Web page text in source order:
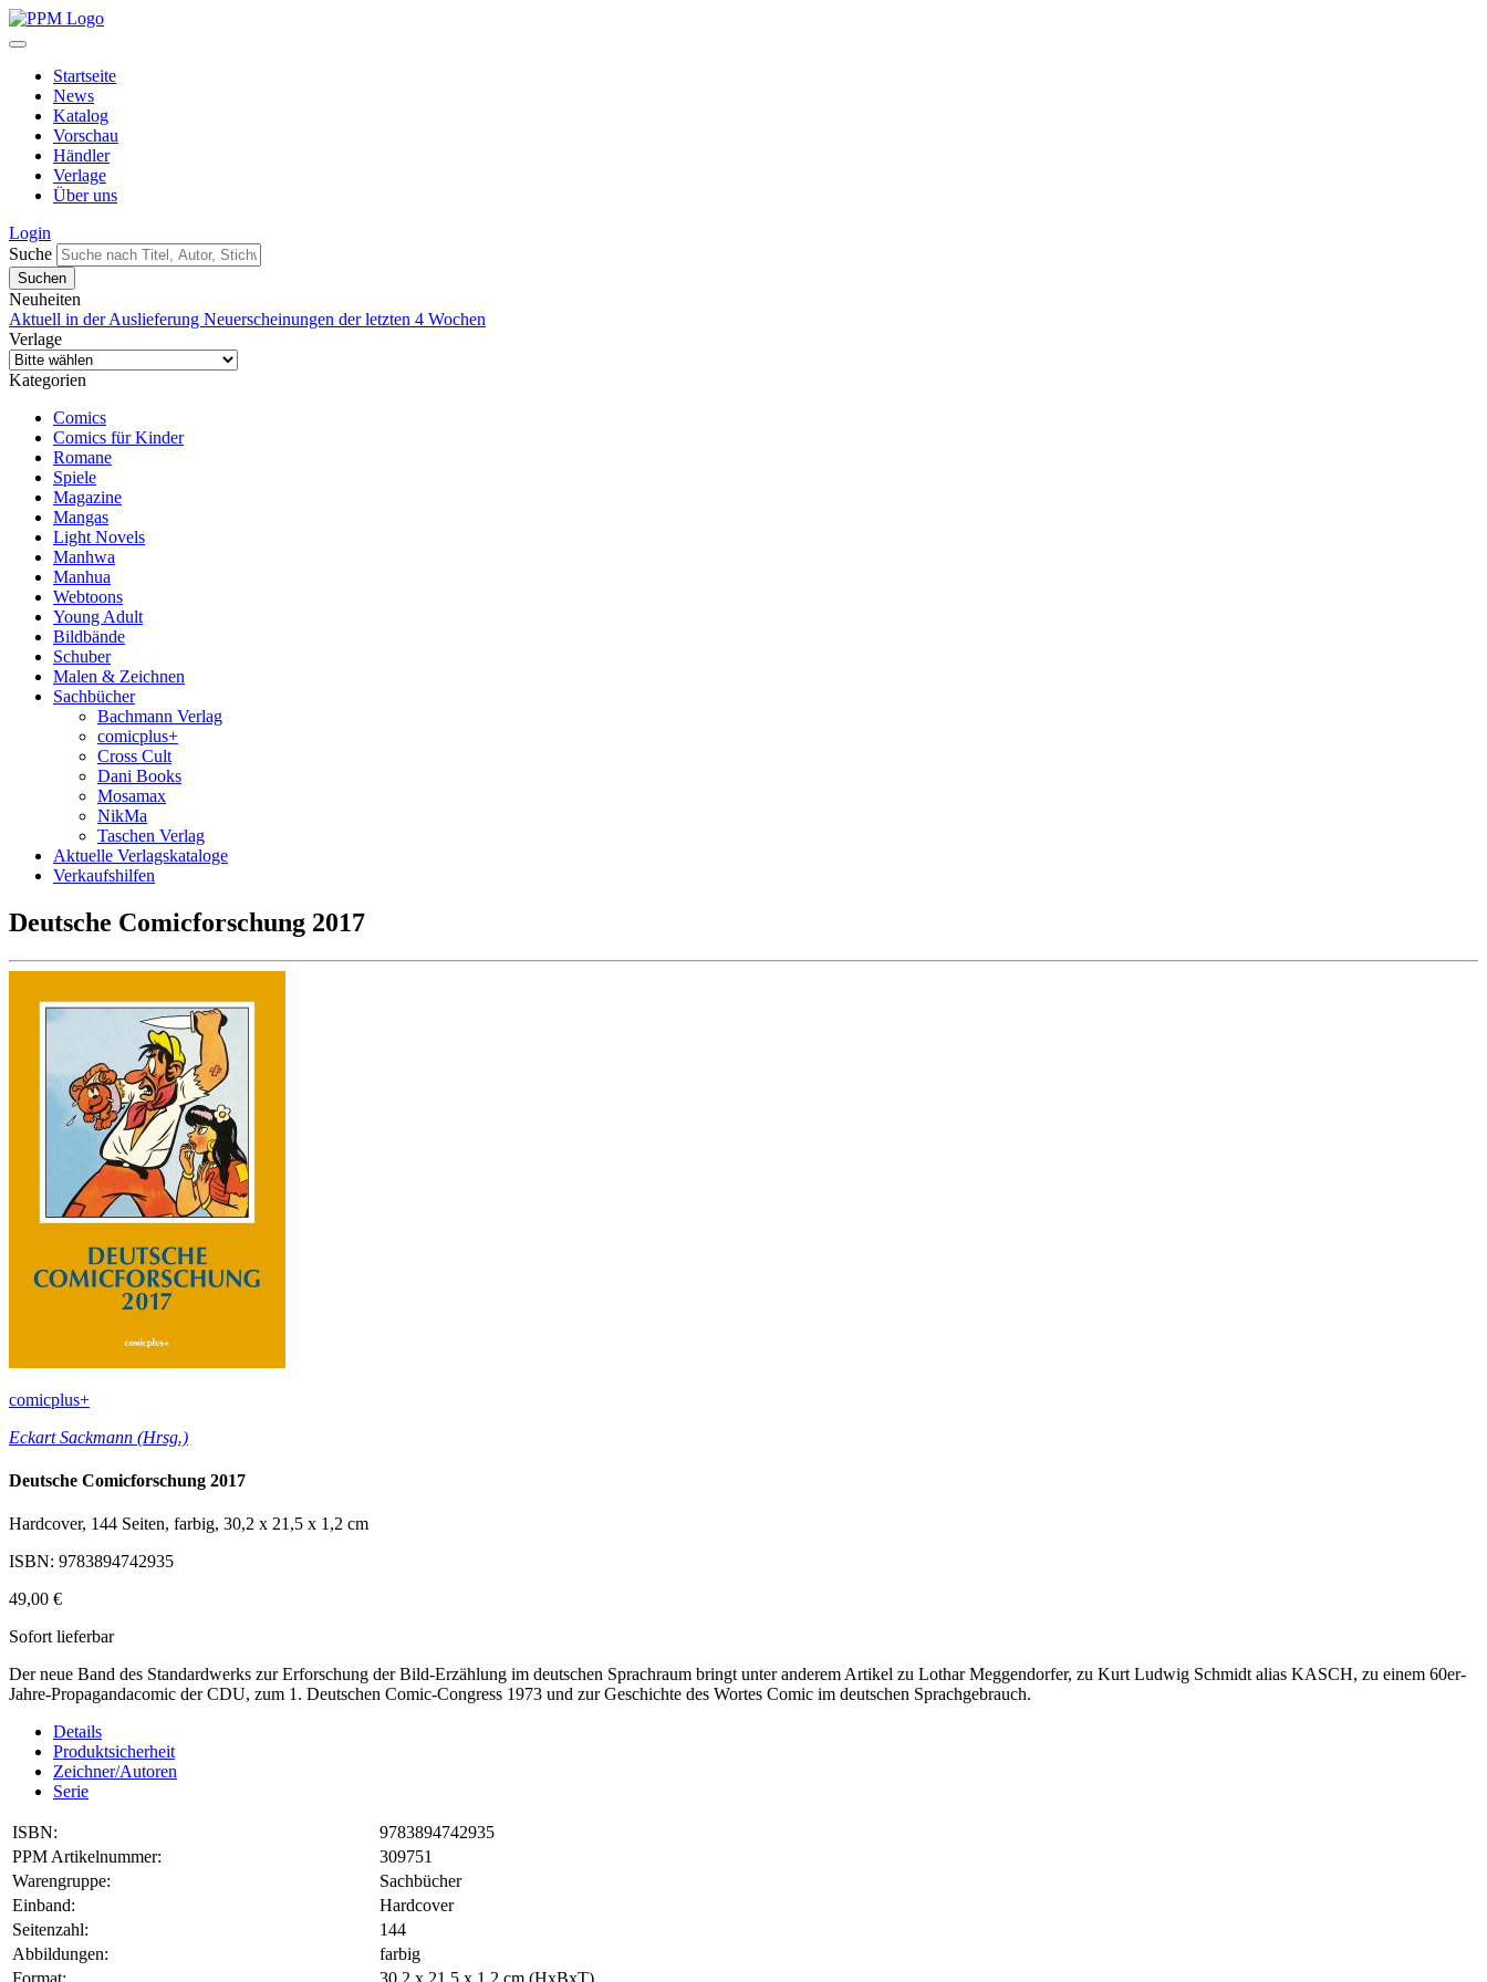
Startseite
News
Katalog
Vorschau
Händler
Verlage
Über uns
Login
Suche
Neuheiten
Aktuell in der Auslieferung Neuerscheinungen der letzten 4 Wochen
Verlage
Kategorien
Comics
Comics für Kinder
Romane
Spiele
Magazine
Mangas
Light Novels
Manhwa
Manhua
Webtoons
Young Adult
Bildbände
Schuber
Malen & Zeichnen
Sachbücher
Bachmann Verlag
comicplus+
Cross Cult
Dani Books
Mosamax
NikMa
Taschen Verlag
Aktuelle Verlagskataloge
Verkaufshilfen
Deutsche Comicforschung 2017
comicplus+
Eckart Sackmann (Hrsg.)
Deutsche Comicforschung 2017
Hardcover, 144 Seiten, farbig, 30,2 x 21,5 x 1,2 cm
ISBN: 9783894742935
49,00 €
Sofort lieferbar
Der neue Band des Standardwerks zur Erforschung der Bild-Erzählung im deutschen Sprachraum bringt unter anderem Artikel zu Lothar Meggendorfer, zu Kurt Ludwig Schmidt alias KASCH, zu einem 60er-
Jahre-Propagandacomic der CDU, zum 1. Deutschen Comic-Congress 1973 und zur Geschichte des Wortes Comic im deutschen Sprachgebrauch.
Details
Produktsicherheit
Zeichner/Autoren
Serie
ISBN:
9783894742935
PPM Artikelnummer:
309751
Warengruppe:
Sachbücher
Einband:
Hardcover
Seitenzahl:
144
Abbildungen:
farbig